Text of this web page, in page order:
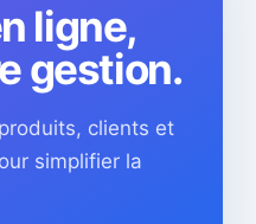
ligne,
gestion.
clients et
simplifier la